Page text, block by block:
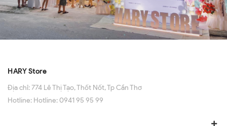
HARY Store
Địa chỉ:774 Lê Thị Tạo, Thốt Nốt, Tp Cần Thơ
Hotline: Hotline: 0941 95 95 99